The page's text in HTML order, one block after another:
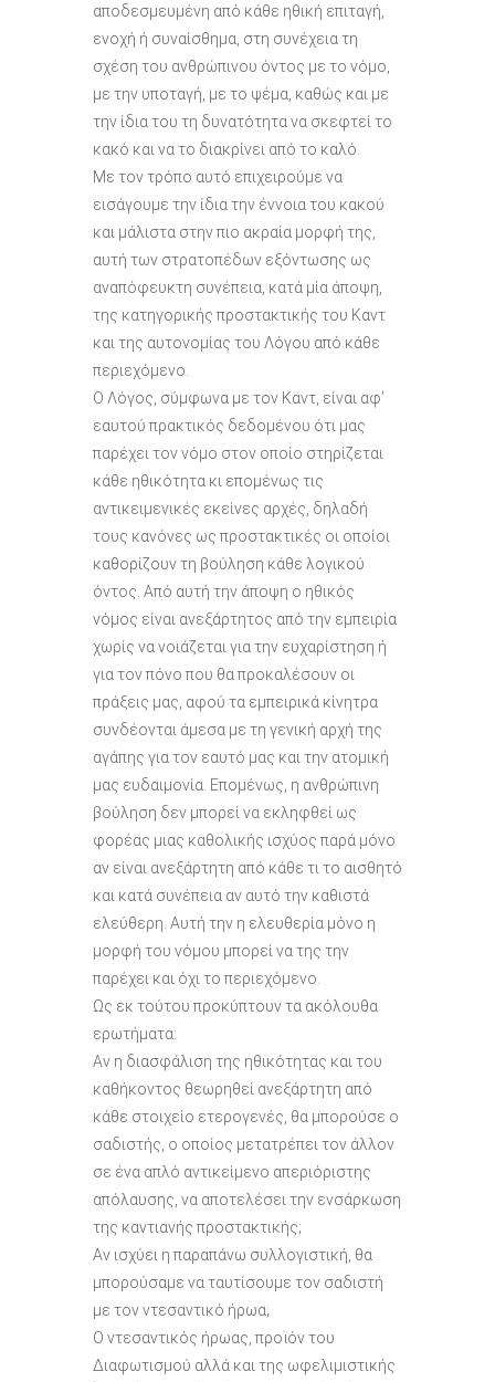
αποδεσμευμένη από κάθε ηθική επιταγή,
ενοχή ή συναίσθημα, στη συνέχεια τη
σχέση του ανθρώπινου όντος με το νόμο,
με την υποταγή, με το ψέμα, καθώς και με
την ίδια του τη δυνατότητα να σκεφτεί το
κακό και να το διακρίνει από το καλό.
Με τον τρόπο αυτό επιχειρούμε να
εισάγουμε την ίδια την έννοια του κακού
και μάλιστα στην πιο ακραία μορφή της,
αυτή των στρατοπέδων εξόντωσης ως
αναπόφευκτη συνέπεια, κατά μία άποψη,
της κατηγορικής προστακτικής του Καντ
και της αυτονομίας του Λόγου από κάθε
περιεχόμενο.
Ο Λόγος, σύμφωνα με τον Καντ, είναι αφ’
εαυτού πρακτικός δεδομένου ότι μας
παρέχει τον νόμο στον οποίο στηρίζεται
κάθε ηθικότητα κι επομένως τις
αντικειμενικές εκείνες αρχές, δηλαδή
τους κανόνες ως προστακτικές οι οποίοι
καθορίζουν τη βούληση κάθε λογικού
όντος. Από αυτή την άποψη ο ηθικός
νόμος είναι ανεξάρτητος από την εμπειρία
χωρίς να νοιάζεται για την ευχαρίστηση ή
για τον πόνο που θα προκαλέσουν οι
πράξεις μας, αφού τα εμπειρικά κίνητρα
συνδέονται άμεσα με τη γενική αρχή της
αγάπης για τον εαυτό μας και την ατομική
μας ευδαιμονία. Επομένως, η ανθρώπινη
βούληση δεν μπορεί να εκληφθεί ως
φορέας μιας καθολικής ισχύος παρά μόνο
αν είναι ανεξάρτητη από κάθε τι το αισθητό
και κατά συνέπεια αν αυτό την καθιστά
ελεύθερη. Αυτή την η ελευθερία μόνο η
μορφή του νόμου μπορεί να της την
παρέχει και όχι το περιεχόμενο.
Ως εκ τούτου προκύπτουν τα ακόλουθα
ερωτήματα:
Αν η διασφάλιση της ηθικότητας και του
καθήκοντος θεωρηθεί ανεξάρτητη από
κάθε στοιχείο ετερογενές, θα μπορούσε ο
σαδιστής, ο οποίος μετατρέπει τον άλλον
σε ένα απλό αντικείμενο απεριόριστης
απόλαυσης, να αποτελέσει την ενσάρκωση
της καντιανής προστακτικής;
Αν ισχύει η παραπάνω συλλογιστική, θα
μπορούσαμε να ταυτίσουμε τον σαδιστή
με τον ντεσαντικό ήρωα;
Ο ντεσαντικός ήρωας, προϊόν του
Διαφωτισμού αλλά και της ωφελιμιστικής